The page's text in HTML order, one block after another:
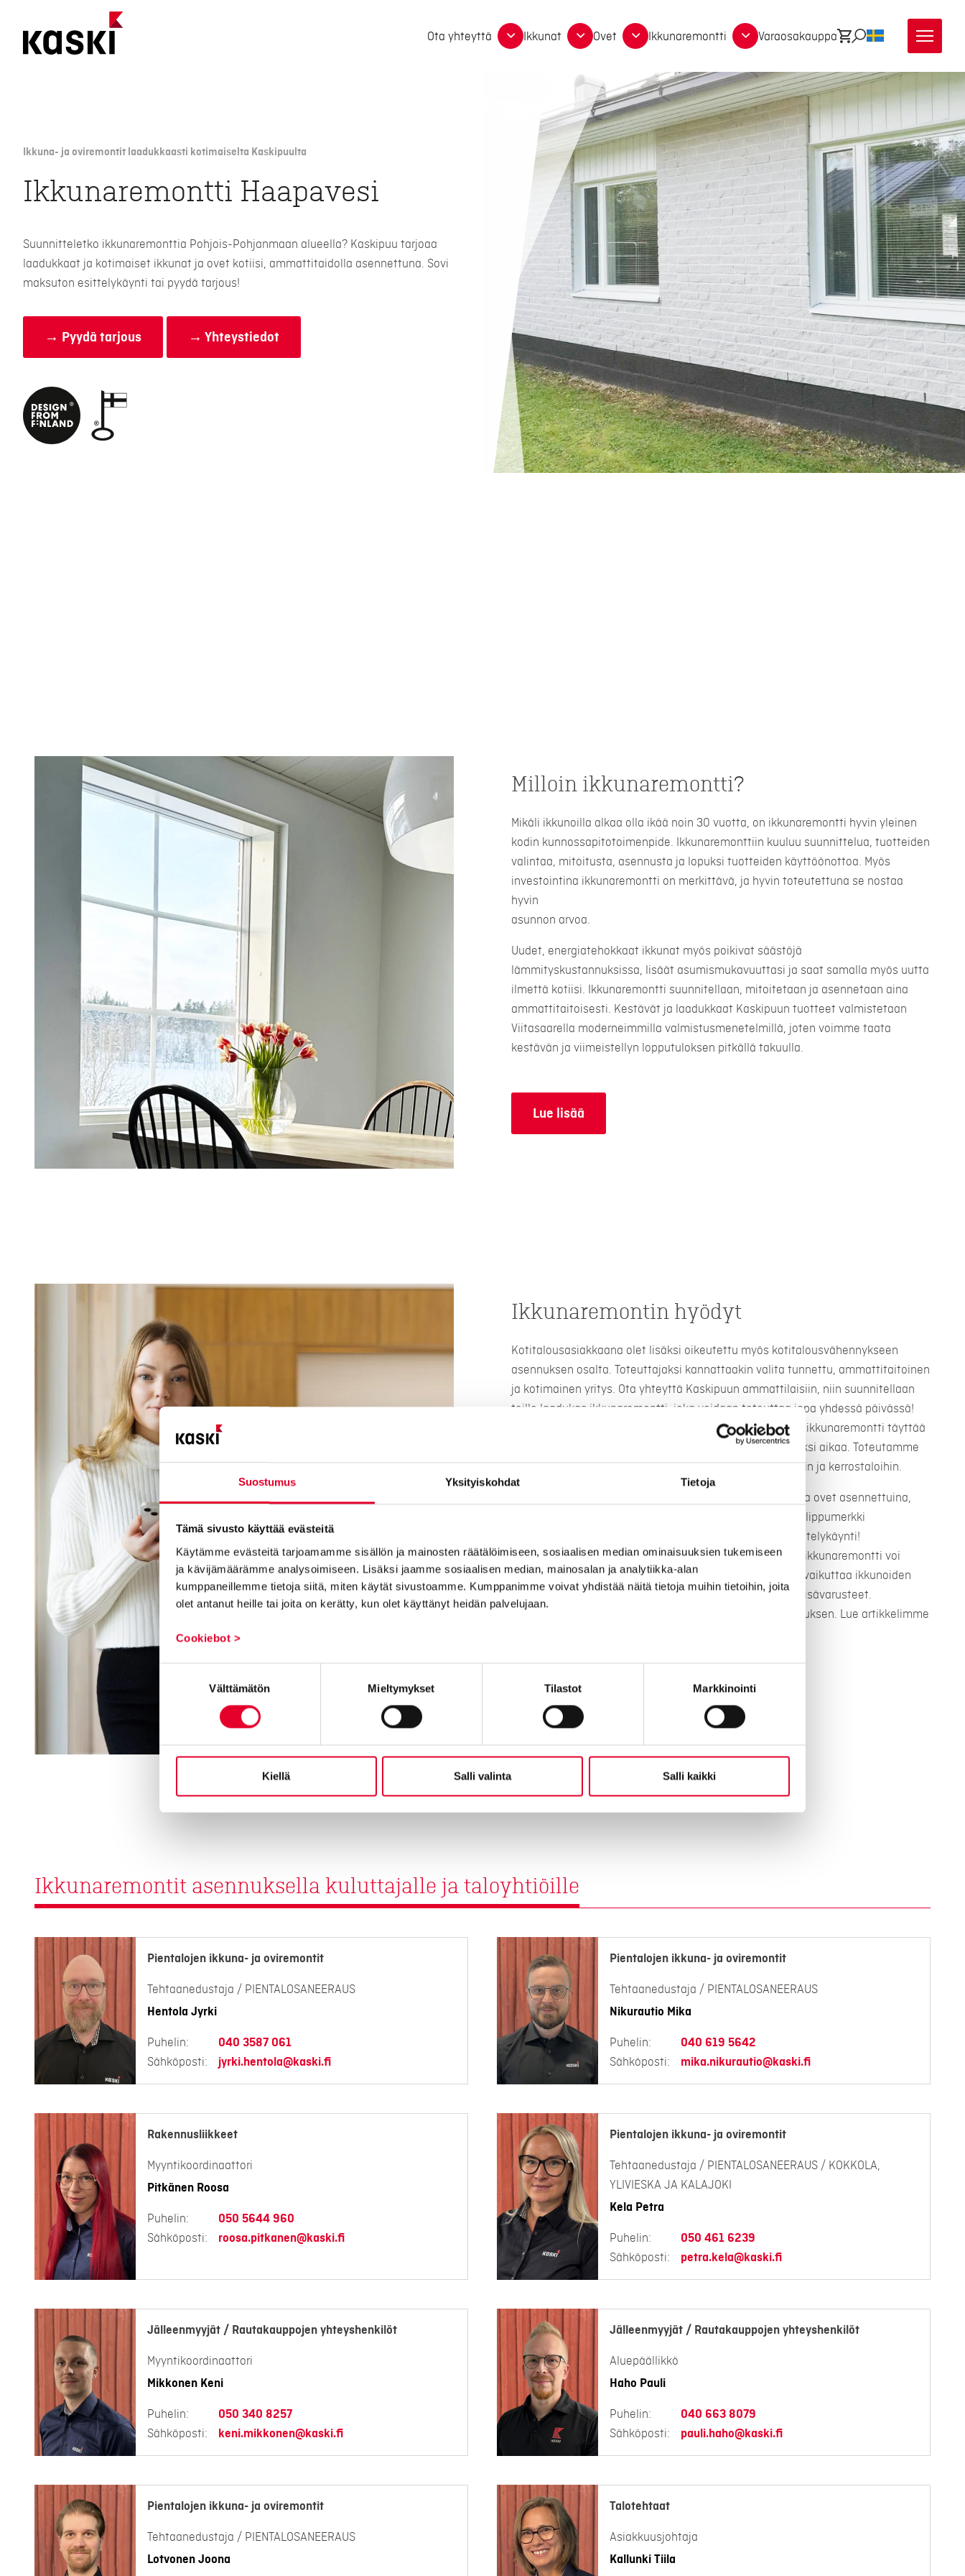
Suostumus Yksityiskohdat Tietoja
Tämä sivusto käyttää evästeitä
Käytämme evästeitä tarjoamamme sisällön ja mainosten räätälöimiseen, sosiaalisen median ominaisuuksien tukemiseen
ja kävijämäärämme analysoimiseen. Lisäksi jaamme sosiaalisen median, mainosalan ja analytiikka-alan
kumppaneillemme tietoja siitä, miten käytät sivustoamme. Kumppanimme voivat yhdistää näitä tietoja muihin tietoihin, joita
olet antanut heille tai joita on kerätty, kun olet käyttänyt heidän palvelujaan.
Cookiebot >
Välttämätön Mieltymykset Tilastot Markkinointi
Kiellä Salli valinta Salli kaikki
Ota yhteyttä Ikkunat Ovet Ikkunaremontti Varaosakauppa
Ostoskori
EtsiSV
Ikkuna- ja oviremontit laadukkaasti kotimaiselta Kaskipuulta
Ikkunaremontti Haapavesi
Suunnitteletko ikkunaremonttia Pohjois-Pohjanmaan alueella? Kaskipuu tarjoaa
laadukkaat ja kotimaiset ikkunat ja ovet kotiisi, ammattitaidolla asennettuna. Sovi
maksuton esittelykäynti tai pyydä tarjous!
→ Pyydä tarjous → Yhteystiedot
Milloin ikkunaremontti?
Mikäli ikkunoilla alkaa olla ikää noin 30 vuotta, on ikkunaremontti hyvin yleinen
kodin kunnossapitotoimenpide. Ikkunaremonttiin kuuluu suunnittelua, tuotteiden
valintaa, mitoitusta, asennusta ja lopuksi tuotteiden käyttöönottoa. Myös
investointina ikkunaremontti on merkittävä, ja hyvin toteutettuna se nostaa
hyvin
asunnon arvoa.
Uudet, energiatehokkaat ikkunat myös poikivat säästöjä
lämmityskustannuksissa, lisäät asumismukavuuttasi ja saat samalla myös uutta
ilmettä kotiisi. Ikkunaremontti suunnitellaan, mitoitetaan ja asennetaan aina
ammattitaitoisesti. Kestävät ja laadukkaat Kaskipuun tuotteet valmistetaan
Viitasaarella moderneimmilla valmistusmenetelmillä, joten voimme taata
kestävän ja viimeistellyn lopputuloksen pitkällä takuulla.
Lue lisää
Ikkunaremontin hyödyt
Kotitalousasiakkaana olet lisäksi oikeutettu myös kotitalousvähennykseen
asennuksen osalta. Toteuttajaksi kannattaakin valita tunnettu, ammattitaitoinen
ja kotimainen yritys. Ota yhteyttä Kaskipuun ammattilaisiin, niin suunnitellaan
teille laadukas ikkunaremontti, joka voidaan toteuttaa jopa yhdessä päivässä!
Huolellisesti suunniteltu ja hyvin asennettu ja toteutettu ikkunaremontti täyttää
odotuksesi ja saat olla tyytyväinen lopputulokseen pitkäksi aikaa. Toteutamme
ikkunaremontin myös rivi- ja paritaloihin sekä taloyhtiöihin ja kerrostaloihin.
Kaskipuulta saat suomalaiset, elämää kestävät ikkunat ja ovet asennettuina,
myös rahoituksella! Ikkunoilla ja ulko-ovillamme on avainlippumerkki
tunnustuksena kotimaisesta työstä. Varaa maksuton esittelykäynti!
Minkä hintainen on ikkunaremontti? Karkeasti arvioituna ikkunaremontti voi
maksaa 8000 – 20 000 euroon. Ikkunaremontin hintaan vaikuttaa ikkunoiden
määrän lisäksi niiden koko, niihin valitut lasitukset sekä lisävarusteet.
Tutustumme ensin kohteeseesi ja annamme tarkan tarjouksen. Lue artikkelimme
Ikkunaremontit asennuksella kuluttajalle ja taloyhtiöille
Pientalojen ikkuna- ja oviremontit
Tehtaanedustaja / PIENTALOSANEERAUS
Hentola Jyrki
Puhelin:
040 3587 061
Sähköposti:
jyrki.hentola@kaski.fi
Pientalojen ikkuna- ja oviremontit
Tehtaanedustaja / PIENTALOSANEERAUS
Nikurautio Mika
Puhelin:
040 619 5642
Sähköposti:
mika.nikurautio@kaski.fi
Rakennusliikkeet
Myyntikoordinaattori
Pitkänen Roosa
Puhelin:
050 5644 960
Sähköposti:
roosa.pitkanen@kaski.fi
Pientalojen ikkuna- ja oviremontit
Tehtaanedustaja / PIENTALOSANEERAUS / KOKKOLA,
YLIVIESKA JA KALAJOKI
Kela Petra
Puhelin:
050 461 6239
Sähköposti:
petra.kela@kaski.fi
Jälleenmyyjät / Rautakauppojen yhteyshenkilöt
Myyntikoordinaattori
Mikkonen Keni
Puhelin:
050 340 8257
Sähköposti:
keni.mikkonen@kaski.fi
Jälleenmyyjät / Rautakauppojen yhteyshenkilöt
Aluepäällikkö
Haho Pauli
Puhelin:
040 663 8079
Sähköposti:
pauli.haho@kaski.fi
Pientalojen ikkuna- ja oviremontit
Tehtaanedustaja / PIENTALOSANEERAUS
Lotvonen Joona
Talotehtaat
Asiakkuusjohtaja
Kallunki Tiila